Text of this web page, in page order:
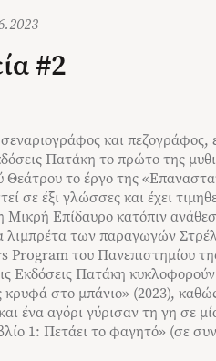
#2
και
Πατάκη το πρώτο της
το έργο της
σε έξι γλώσσες και έχει
Μικρή Επίδαυρο κατόπιν
λιµπρέτα των παραγωγών
του Πανεπιστηµίου της
Εκδόσεις Πατάκη
στο μπάνιο» (2023), καθώς
ένα αγόρι γύρισαν τη γη σε
1: Πετάει το φαγητό» (σε